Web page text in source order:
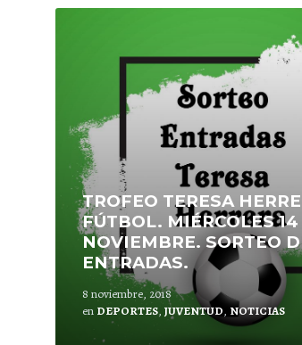
TROFEO TERESA
FÚTBOL. MIÉRCOLES 14
NOVIEMBRE. SORTEO
ENTRADAS.
8 noviembre, 2018
en DEPORTES, JUVENTUD, NOTICIAS
Lee